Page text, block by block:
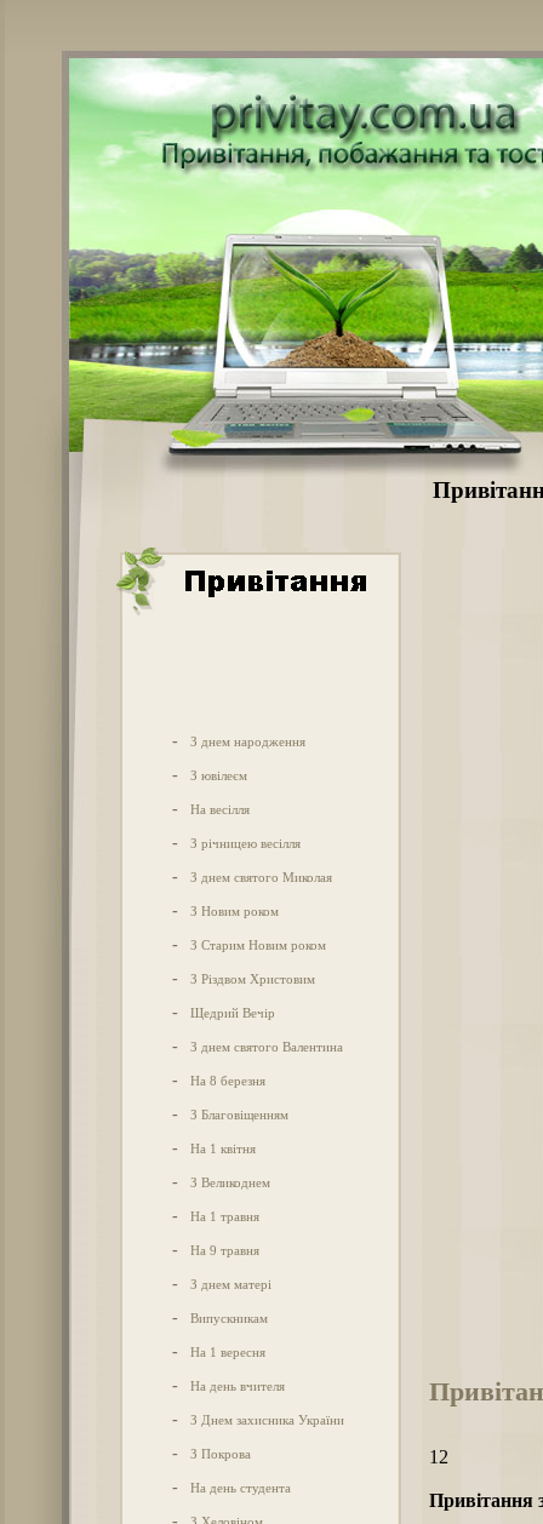
- З днем народження
- З ювілеєм
- На весілля
- З річницею весілля
- З днем святого Миколая
- З Новим роком
- З Старим Новим роком
- З Різдвом Христовим
- Щедрий Вечір
- З днем святого Валентина
- На 8 березня
- З Благовіщенням
- На 1 квітня
- З Великоднем
- На 1 травня
- На 9 травня
- З днем матері
- Випускникам
- На 1 вересня
- На день вчителя
- З Днем захисника України
- З Покрова
- На день студента
12
Привітання